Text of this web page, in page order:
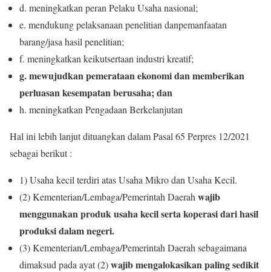
d. meningkatkan peran Pelaku Usaha nasional;
e. mendukung pelaksanaan penelitian danpemanfaatan
barang/jasa hasil penelitian;
f. meningkatkan keikutsertaan industri kreatif;
g. mewujudkan pemerataan ekonomi dan memberikan
perluasan kesempatan berusaha; dan
h. meningkatkan Pengadaan Berkelanjutan
Hal ini lebih lanjut dituangkan dalam Pasal 65 Perpres 12/2021
sebagai berikut :
1) Usaha kecil terdiri atas Usaha Mikro dan Usaha Kecil.
(2) Kementerian/Lembaga/Pemerintah Daerah wajib
menggunakan produk usaha kecil serta koperasi dari hasil
produksi dalam negeri.
(3) Kementerian/Lembaga/Pemerintah Daerah sebagaimana
dimaksud pada ayat (2)wajib mengalokasikan paling sedikit